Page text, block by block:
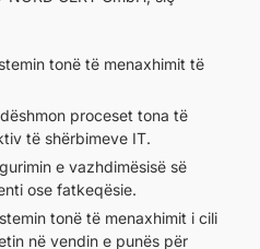
tonë të menaxhimit të
proceset tona të
të shërbimeve IT.
e vazhdimësisë së
ose fatkeqësie.
tonë të menaxhimit i cili
në vendin e punës për